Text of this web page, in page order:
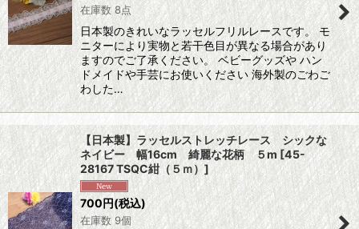
在庫数 8点
日本製のきれいなラッセルフリルレースです。 モ
ニターにより実物と若干色目が異なる場合があり
ますのでご了承ください。 ベビーグッズや ハン
ドメイドや手芸にお使いください 海外製のごわご
わした…
【日本製】ラッセルストレッチレース シックな
ネイビー 幅16cm 綺麗な花柄 ５m [45-
28167 TSQC紺（５ｍ）]
700円(税込)
在庫数 9個